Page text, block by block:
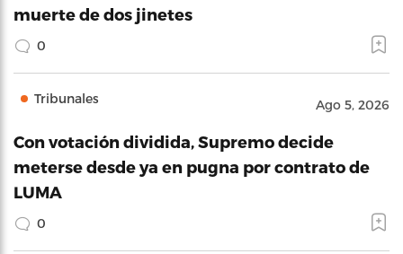
muerte de dos jinetes
0
Tribunales Ago 5, 2026
Con votación dividida, Supremo decide
meterse desde ya en pugna por contrato de
LUMA
0